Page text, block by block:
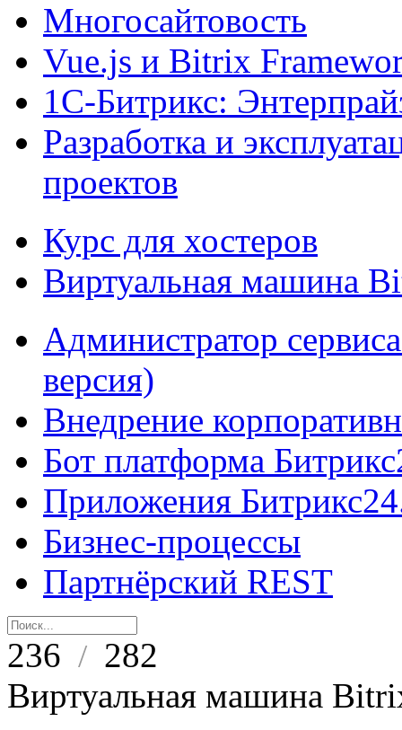
Многосайтовость
Vue.js и Bitrix
1С-Битрикс:
Разработка и
проектов
Курс для хостеров
Виртуальная машина
Администратор
версия)
Внедрение
Бот платформа
Приложения
Бизнес-процессы
Партнёрский REST
236 / 282
Виртуальная машина